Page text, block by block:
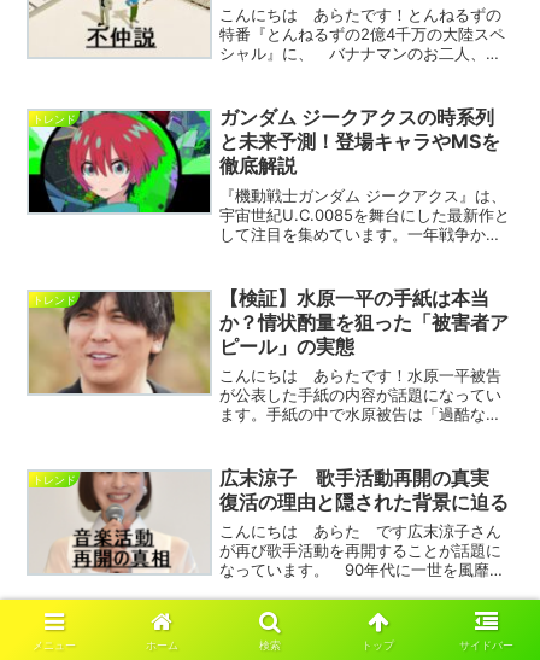
こんにちは あらたです！とんねるずの
特番『とんねるずの2億4千万の大陸スペ
シャル』に、 バナナマンのお二人、
一説によると、石橋貴明さんとバナナマ
ンには、不仲説が浮上し...
トレンド
ガンダム ジークアクスの時系列
と未来予測！登場キャラやMSを
徹底解説
『機動戦士ガンダム ジークアクス』は、
宇宙世紀U.C.0085を舞台にした最新作と
して注目を集めています。一年戦争から5
（MS）が多数登場し、ファンの間で話題
沸騰中です。本...
トレンド
【検証】水原一平の手紙は本当
か？情状酌量を狙った「被害者ア
ピール」の実態
こんにちは あらたです！水原一平被告
が公表した手紙の内容が話題になってい
ます。手紙の中で水原被告は「過酷な勤
るかのように訴えています。しかし、実
際には大谷翔平選手から数...
トレンド
広末涼子 歌手活動再開の真実
復活の理由と隠された背景に迫る
こんにちは あらた です広末涼子さん
が再び歌手活動を再開することが話題に
なっています。 90年代に一世を風靡し
活を決意したのか。 その理由と、最近
メディアで取り沙汰されている彼女の活
動状況について、 隠さ...
トレンド
８．６秒バズーカーのはまやねん
メニュー ホーム 検索 トップ サイドバー